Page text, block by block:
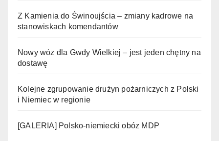
Z Kamienia do Świnoujścia – zmiany kadrowe na
stanowiskach komendantów
Nowy wóz dla Gwdy Wielkiej – jest jeden chętny na
dostawę
Kolejne zgrupowanie drużyn pożarniczych z Polski
i Niemiec w regionie
[GALERIA] Polsko-niemiecki obóz MDP